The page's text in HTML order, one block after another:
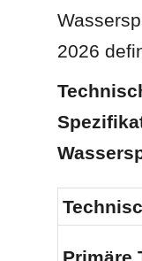
2026
Primäre